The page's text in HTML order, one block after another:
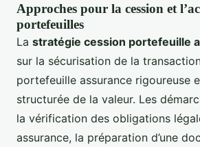
Approches pour la cession et
portefeuilles
La stratégie cession portefeuille
sur la sécurisation de la
portefeuille assurance rigoureuse
structurée de la valeur. Les
la vérification des obligations
assurance, la préparation d’une